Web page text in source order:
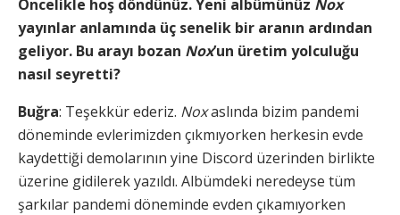
Öncelikle hoş döndünüz. Yeni albümünüz Nox
yayınlar anlamında üç senelik bir aranın ardından
geliyor. Bu arayı bozan Nox’un üretim yolculuğu
nasıl seyretti?
Buğra: Teşekkür ederiz. Noxaslında bizim pandemi
döneminde evlerimizden çıkmıyorken herkesin evde
kaydettiği demolarının yine Discord üzerinden birlikte
üzerine gidilerek yazıldı. Albümdeki neredeyse tüm
şarkılar pandemi döneminde evden çıkamıyorken